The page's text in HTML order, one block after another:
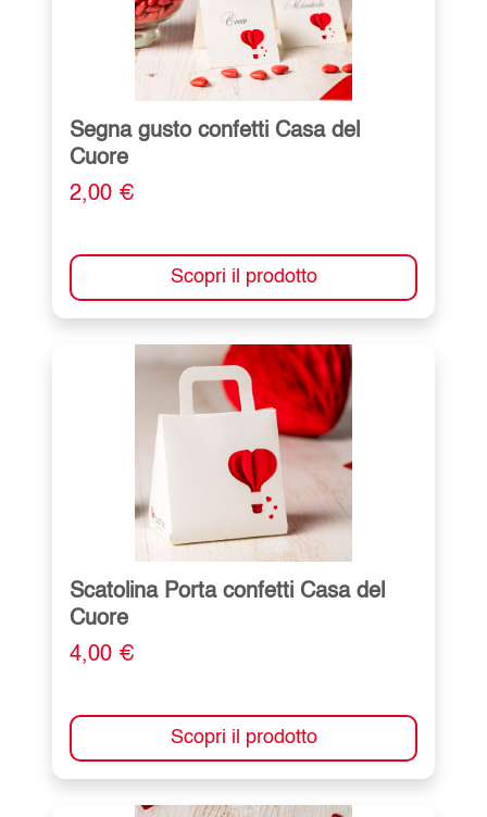
Segna gusto confetti Casa del
Cuore
2,00 €
Scopri il prodotto
Scatolina Porta confetti Casa del
Cuore
4,00 €
Scopri il prodotto